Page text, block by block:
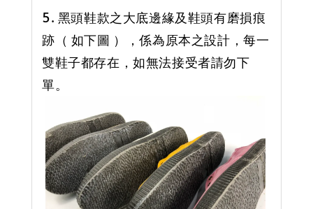
5. 黑頭鞋款之大底邊緣及鞋頭有磨損痕
跡（ 如下圖 ），係為原本之設計，每一
雙鞋子都存在，如無法接受者請勿下
單。